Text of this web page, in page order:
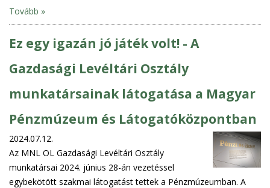
Tovább »
Ez egy igazán jó játék volt! - A
Gazdasági Levéltári Osztály
munkatársainak látogatása a Magyar
Pénzmúzeum és Látogatóközpontban
2024.07.12.
Az MNL OL Gazdasági Levéltári Osztály
munkatársai 2024. június 28-án vezetéssel
egybekötött szakmai látogatást tettek a Pénzmúzeumban. A